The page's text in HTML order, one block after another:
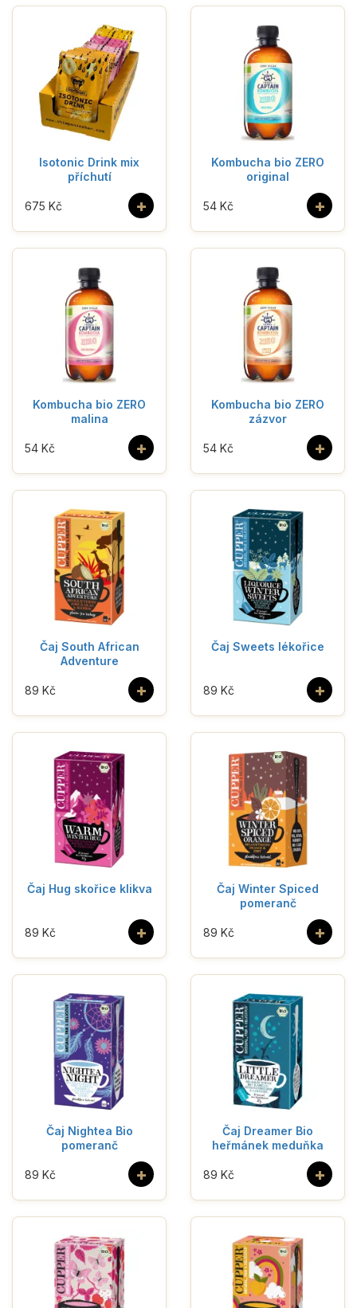
Isotonic Drink mix
příchutí
+
675 Kč
Kombucha bio ZERO
original
+
54 Kč
Kombucha bio ZERO
malina
+
54 Kč
Kombucha bio ZERO
zázvor
+
54 Kč
Čaj South African
Adventure
+
89 Kč
Čaj Sweets lékořice
+
89 Kč
Čaj Hug skořice klikva
+
89 Kč
Čaj Winter Spiced
pomeranč
+
89 Kč
Čaj Nightea Bio
pomeranč
+
89 Kč
Čaj Dreamer Bio
heřmánek meduňka
+
89 Kč